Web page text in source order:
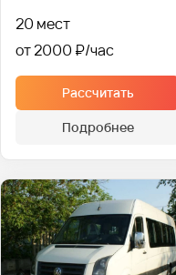
20 мест
от 2000 ₽
Рассчитать
Подробнее